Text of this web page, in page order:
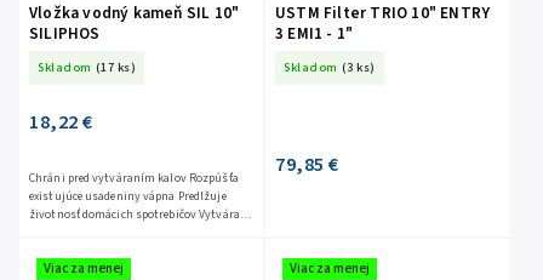
Vložka vodný kameň SIL 10"
SILIPHOS
Skladom (17 ks)
18,22 €
Chráni pred vytváraním kalov Rozpúšťa
existujúce usadeniny vápna Predlžuje
životnosť domácich spotrebičov Vytvára
USTM Filter TRIO 10" ENTRY
3 EMI1 - 1"
Skladom (3 ks)
79,85 €
Viac za menej Viac za menej